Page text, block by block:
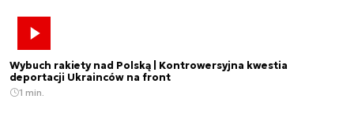
Wybuch rakiety nad Polską | Kontrowersyjna kwestia
deportacji Ukrainców na front
1 min.